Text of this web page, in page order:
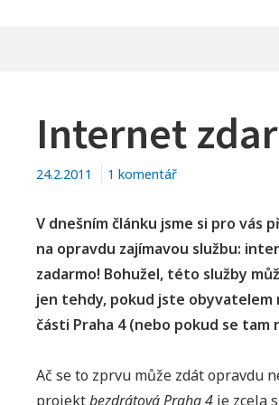
Internet
24.2.2011 1 komentářu
s
názvem
V dnešním článku jsme si pro vás
na opravdu zajímavou službu:
zadarmo! Bohužel, této služby
jen tehdy, pokud jste obyvatelem
části Praha 4 (nebo pokud se tam
Ač se to zprvu může zdát opravdu
projektbezdrátová Praha 4 je zcela